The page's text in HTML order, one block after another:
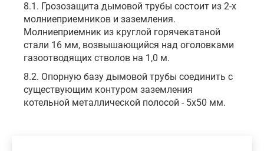
8.1. Грозозащита дымовой трубы состоит из 2-х
молниеприемников и заземления.
Молниеприемник из круглой горячекатаной
стали 16 мм, возвышающийся над оголовками
газоотводящих стволов на 1,0 м.
8.2. Опорную базу дымовой трубы соединить с
существующим контуром заземления
котельной металлической полосой - 5х50 мм.